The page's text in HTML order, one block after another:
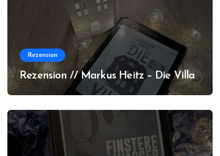
Rezension
Rezension // Markus Heitz – Die Villa